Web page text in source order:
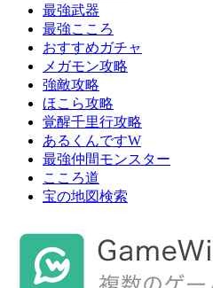
最強武器
最強こころ
おすすめガチャ
メガモン攻略
強敵攻略
ほこら攻略
覚醒千里行攻略
あるくんですW
最強仲間モンスター
こころ道
宝の地図検索